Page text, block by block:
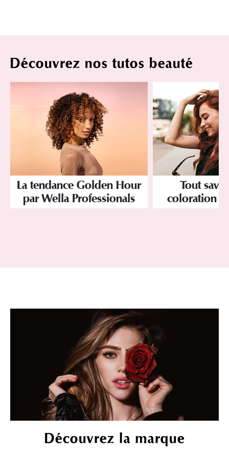
Découvrez nos tutos beauté
La tendance Golden Hour
par Wella Professionals
Tout
coloration
Découvrez la marque